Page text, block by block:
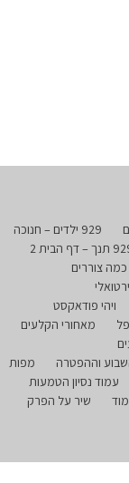
929 ילדים – חנוכה
– דף הבית 2
כמה צוררים
ויהי פודאקסט
מאחורי הקלעים
וההפטרה
מפות
עמוד נסיון הטמעות
שיר על הפרק